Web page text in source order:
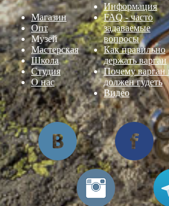
Магазин
Опт
Музей
Мастерская
Школа
Студия
О нас
Информация
FAQ - часто
задаваемые
вопросы
Как правильно
держать варган
Почему варган
должен гудеть
Видео